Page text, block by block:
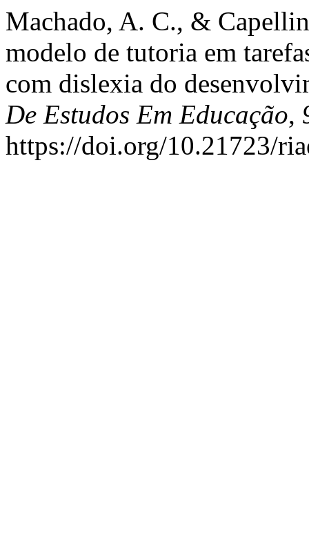
Machado, A. C., &
modelo de tutoria em
com dislexia do
De Estudos Em Educação,
https://doi.org/10.21723/